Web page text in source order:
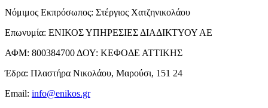
Νόμιμος Εκπρόσωπος: Στέργιος Χατζηνικολάου
Επωνυμία: ΕΝΙΚΟΣ ΥΠΗΡΕΣΙΕΣ ΔΙΑΔΙΚΤΥΟΥ ΑΕ
ΑΦΜ: 800384700ΔΟΥ: ΚΕΦΟΔΕ ΑΤΤΙΚΗΣ
Έδρα: Πλαστήρα Νικολάου, Μαρούσι, 151 24
Email: info@enikos.gr